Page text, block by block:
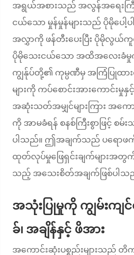
အရွယ်အစားသည် အလွန်အရေးကြီ
ငယ်သော မှုန်မှုန်များသည် ပိုမိုပေါ့ပ
အလွှာကို ဖန်တီးပေးပြီး ပိုမိုလွယ်ကူ
ပိုမိုသေးငယ်သော အထိအလေးခံမှု
ကျွန်ုပ်တို့၏ ကုမ္ပဏီမှ အကြံပြုထား
များကို ကပ်စောင်းအားကောင်းမှု
အဆုံးသတ်အမျှင်များကြား အက
ကို အာမခံရန် စနစ်ကြီးစွာဖြင့် စမ်း
ပါသည်။ ဤအချက်သည် ပရောဖ
ထုတ်လုပ်မှုဖြေရှင်းချက်များအတွ
သည့် အသေးစိတ်အချက်ဖြစ်ပါသ
အသုံးပြုမှုကို ကျွမ်းကျင်
ခ်၊ အချိန်နှင့် ဖိအား
အကောင်းဆုံးပစ္စည်းများသည် တိ